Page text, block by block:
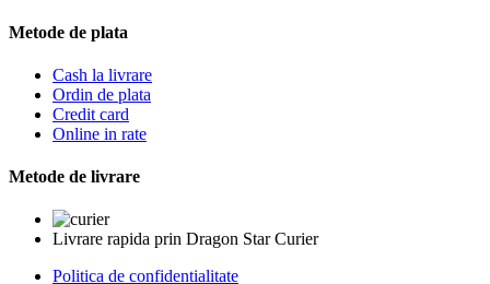
Metode de plata
Cash la livrare
Ordin de plata
Credit card
Online in rate
Metode de livrare
Livrare rapida prin Dragon Star Curier
Politica de confidentialitate